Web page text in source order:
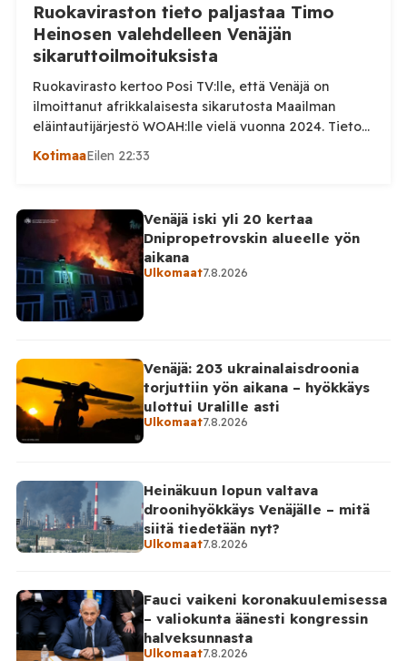
Ruokaviraston tieto paljastaa Timo
Heinosen valehdelleen Venäjän
sikaruttoilmoituksista
Ruokavirasto kertoo Posi TV:lle, että Venäjä on
ilmoittanut afrikkalaisesta sikarutosta Maailman
eläintautijärjestö WOAH:lle vielä vuonna 2024. Tieto
haastaa kokoomuksen kansanedustaja Timo Heinosen
ilmoittanut tuoreesta Virolahden tapauksesta sekä
WOAH:n kautta että suoraan Venäjän
eläinlääkintäviranomaisille. Ruokavirasto kertoi Posi
TV:lle tarkempia tietoja Suomen ensimmäisestä
afrikkalaisen sikaruton tapauksesta sekä
eläintautitietojen vaihdosta […]
KotimaaEilen 22:33
Venäjä iski yli 20 kertaa
Dnipropetrovskin alueelle yön
aikana
Ulkomaat7.8.2026
Venäjä: 203 ukrainalaisdroonia
torjuttiin yön aikana – hyökkäys
ulottui Uralille asti
Ulkomaat7.8.2026
Heinäkuun lopun valtava
droonihyökkäys Venäjälle – mitä
siitä tiedetään nyt?
Ulkomaat7.8.2026
Fauci vaikeni koronakuulemisessa
– valiokunta äänesti kongressin
halveksunnasta
Ulkomaat7.8.2026